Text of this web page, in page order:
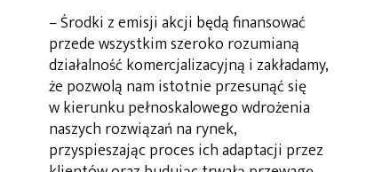
– Środki z emisji akcji będą finansować
przede wszystkim szeroko rozumianą
działalność komercjalizacyjną i zakładamy,
że pozwolą nam istotnie przesunąć się
w kierunku pełnoskalowego wdrożenia
naszych rozwiązań na rynek,
przyspieszając proces ich adaptacji przez